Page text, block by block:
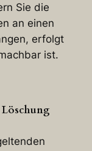
Sie die
an einen
erfolgt
ist.